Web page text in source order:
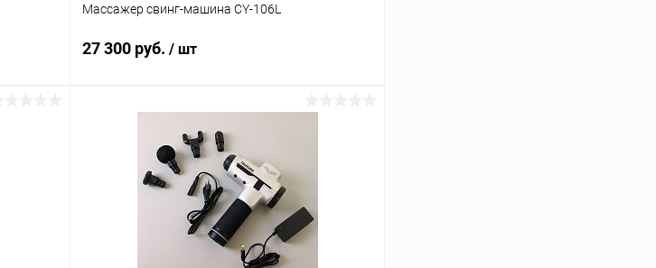
Массажер свинг-машина CY-106L
27 300 руб. / шт
Купить в 1 клик Сравнение
Недоступно